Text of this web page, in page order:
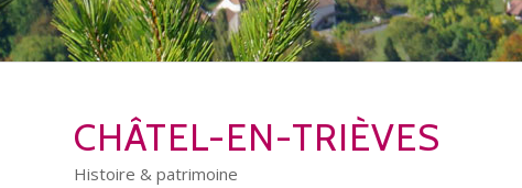
CHÂTEL-EN-TRIÈVES
Histoire & patrimoine